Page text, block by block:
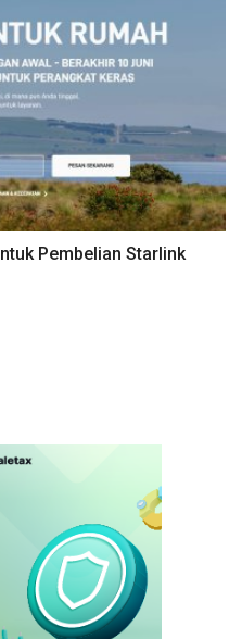
Pembelian Starlink